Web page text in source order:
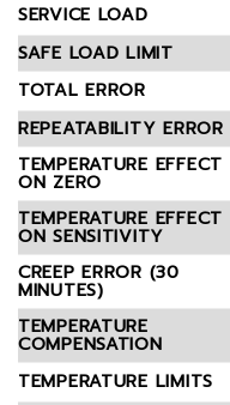
SERVICE LOAD
SAFE LOAD LIMIT
TOTAL ERROR
REPEATABILITY ERROR
TEMPERATURE EFFECT
ON ZERO
TEMPERATURE EFFECT
ON SENSITIVITY
CREEP ERROR (30
MINUTES)
TEMPERATURE
COMPENSATION
TEMPERATURE LIMITS